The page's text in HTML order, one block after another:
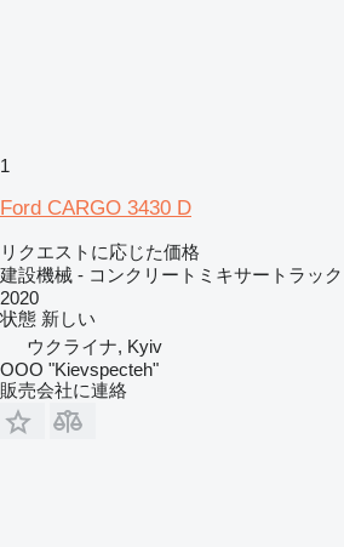
1
Ford CARGO 3430 D
リクエストに応じた価格
建設機械 - コンクリートミキサートラック
2020
状態 新しい
ウクライナ, Kyiv
OOO "Kievspecteh"
販売会社に連絡